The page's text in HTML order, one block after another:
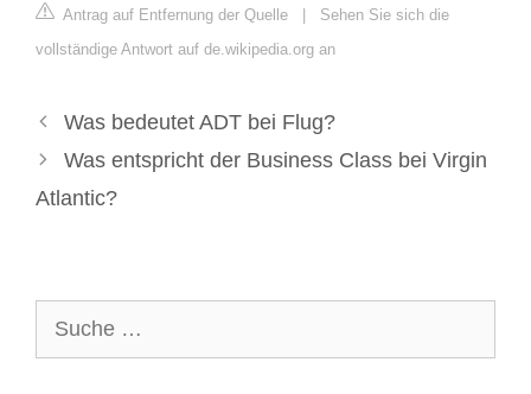
Antrag auf Entfernung der Quelle | Sehen Sie sich die
vollständige Antwort auf de.wikipedia.org an
Was bedeutet ADT bei Flug?
Was entspricht der Business Class bei Virgin
Atlantic?
nach: